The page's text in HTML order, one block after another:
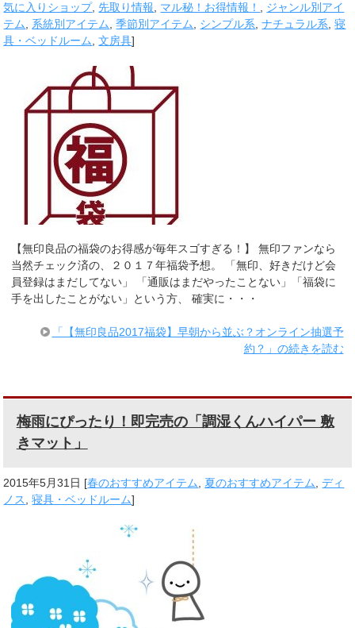
気に入りショップ,先取り情報, マル秘！お得情報！ , ジャンル別アイ
テム, 系統別アイテム,季節別アイテム, シンプル系,ナチュラル系,寝
具・ベッドルーム,文房具]
【無印良品の福袋のお得感が毎年スゴすぎる！】 無印ファンなら
当然チェック済の、２０１７年福袋予想。 「無印、好きだけど会
員登録はまだしてない」 「通販はまだやったことない」「福袋に
手を出したことがない」という方、 確実に・・・
「【無印良品2017福袋】早朝から並ぶ？オンライン抽選予
約？」の続きを読む
梅雨にぴったり！即完売の「調湿くんハイパー 敷
きマット」
2015年5月31日 [春のおすすめアイテム 夏のおすすめアイテム ,ディ
ノス
,寝具・ベッドルーム]